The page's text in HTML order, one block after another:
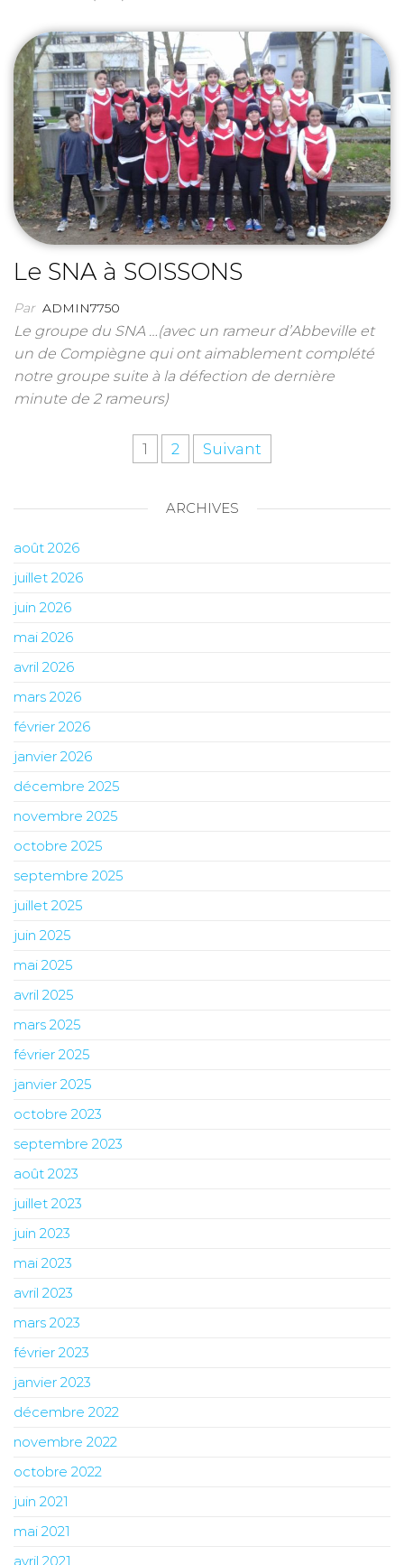
Le SNA à SOISSONS
Par ADMIN7750
Le groupe du SNA …(avec un rameur d’Abbeville et
un de Compiègne qui ont aimablement complété
notre groupe suite à la défection de dernière
minute de 2 rameurs)
1 2 Suivant
ARCHIVES
août 2026
juillet 2026
juin 2026
mai 2026
avril 2026
mars 2026
février 2026
janvier 2026
décembre 2025
novembre 2025
octobre 2025
septembre 2025
juillet 2025
juin 2025
mai 2025
avril 2025
mars 2025
février 2025
janvier 2025
octobre 2023
septembre 2023
août 2023
juillet 2023
juin 2023
mai 2023
avril 2023
mars 2023
février 2023
janvier 2023
décembre 2022
novembre 2022
octobre 2022
juin 2021
mai 2021
avril 2021